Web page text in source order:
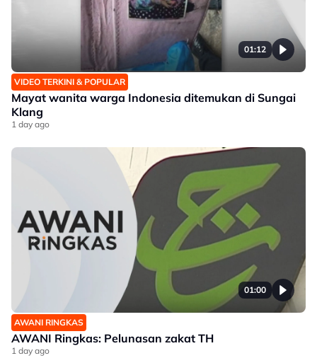
01:12
VIDEO TERKINI & POPULAR
Mayat wanita warga Indonesia ditemukan di Sungai
Klang
1 day ago
01:00
AWANI RINGKAS
AWANI Ringkas: Pelunasan zakat TH
1 day ago